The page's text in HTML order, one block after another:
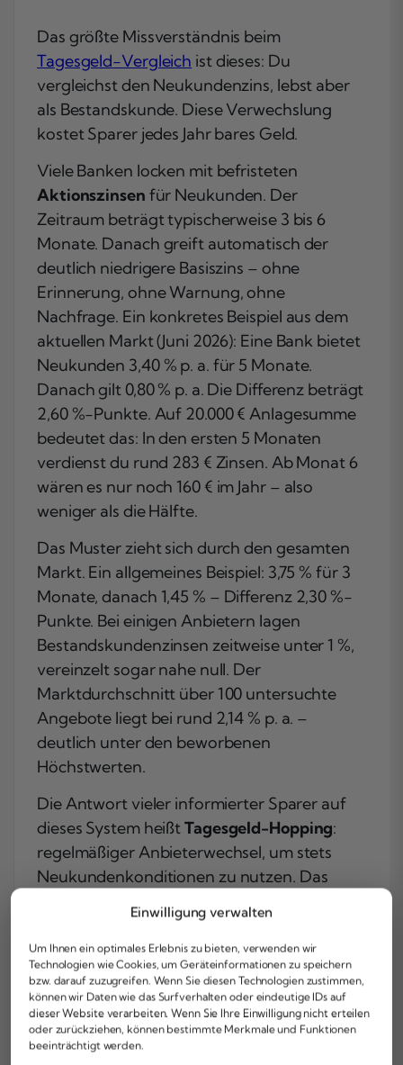
Einwilligung verwalten
Um Ihnen ein optimales Erlebnis zu bieten, verwenden wir
Technologien wie Cookies, um Geräteinformationen zu speichern
bzw. darauf zuzugreifen. Wenn Sie diesen Technologien zustimmen,
können wir Daten wie das Surfverhalten oder eindeutige IDs auf
dieser Website verarbeiten. Wenn Sie Ihre Einwilligung nicht erteilen
oder zurückziehen, können bestimmte Merkmale und Funktionen
beeinträchtigt werden.
Das größte Missverständnis beim
Tagesgeld-Vergleich ist dieses: Du
vergleichst den Neukundenzins, lebst aber
als Bestandskunde. Diese Verwechslung
kostet Sparer jedes Jahr bares Geld.
Viele Banken locken mit befristeten
Aktionszinsen für Neukunden. Der
Zeitraum beträgt typischerweise 3 bis 6
Monate. Danach greift automatisch der
deutlich niedrigere Basiszins – ohne
Erinnerung, ohne Warnung, ohne
Nachfrage. Ein konkretes Beispiel aus dem
aktuellen Markt (Juni 2026): Eine Bank bietet
Neukunden 3,40 % p. a. für 5 Monate.
Danach gilt 0,80 % p. a. Die Differenz beträgt
2,60 %-Punkte. Auf 20.000 € Anlagesumme
bedeutet das: In den ersten 5 Monaten
verdienst du rund 283 € Zinsen. Ab Monat 6
wären es nur noch 160 € im Jahr – also
weniger als die Hälfte.
Das Muster zieht sich durch den gesamten
Markt. Ein allgemeines Beispiel: 3,75 % für 3
Monate, danach 1,45 % – Differenz 2,30 %-
Punkte. Bei einigen Anbietern lagen
Bestandskundenzinsen zeitweise unter 1 %,
vereinzelt sogar nahe null. Der
Marktdurchschnitt über 100 untersuchte
Angebote liegt bei rund 2,14 % p. a. –
deutlich unter den beworbenen
Höchstwerten.
Die Antwort vieler informierter Sparer auf
dieses System heißt Tagesgeld-Hopping:
regelmäßiger Anbieterwechsel, um stets
Neukundenkonditionen zu nutzen. Das
Aufmerksamkeit. Wichtig dabei: Was als
„Neukunde“ gilt, ist nicht einheitlich
definiert. Die meisten Banken verlangen,
dass du in den letzten 6 bis 12 Monaten kein
Konto bei ihnen geführt hast. Wer zu früh
zurückwechselt, bekommt nur den